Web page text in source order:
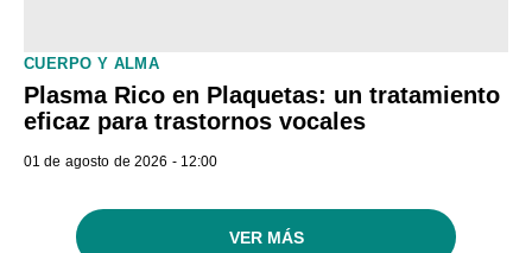
CUERPO Y ALMA
Plasma Rico en Plaquetas: un tratamiento
eficaz para trastornos vocales
01 de agosto de 2026 - 12:00
VER MÁS